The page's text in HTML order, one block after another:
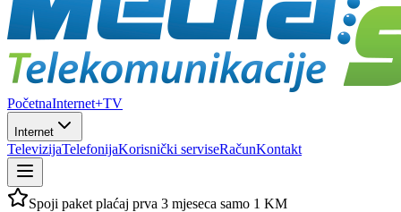
PočetnaInternet+TV
Internet
TelevizijaTelefonijaKorisnički serviseRačunKontakt
Spoji paket plaćaj prva 3 mjeseca samo 1 KM